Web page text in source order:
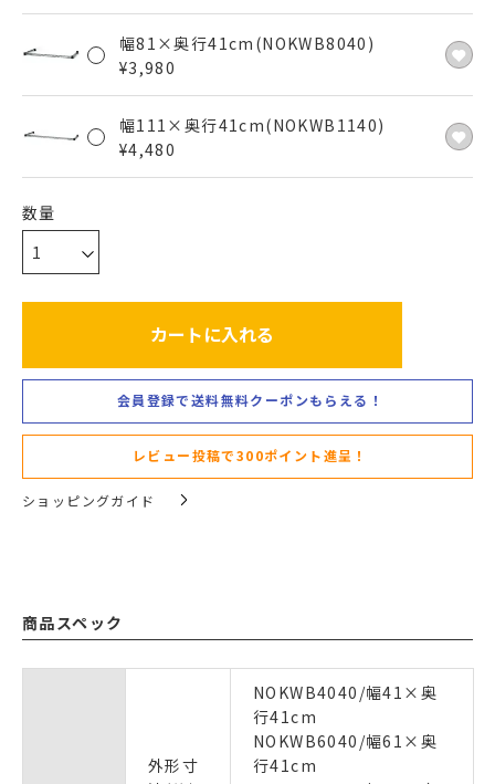
幅81×奥行41cm(NOKWB8040)
¥3,980
幅111×奥行41cm(NOKWB1140)
¥4,480
カートに入れる
会員登録で送料無料クーポンもらえる！
レビュー投稿で300ポイント進呈！
ショッピングガイド
商品スペック
外形寸
NOKWB4040/幅41×奥
行41cm
NOKWB6040/幅61×奥
行41cm